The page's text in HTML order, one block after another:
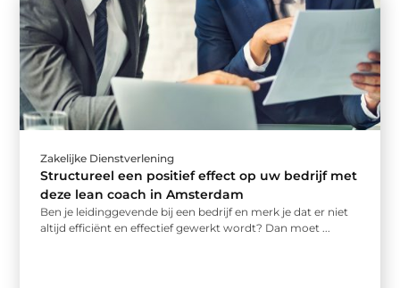
Zakelijke Dienstverlening
Structureel een positief effect op uw bedrijf met
deze lean coach in Amsterdam
Ben je leidinggevende bij een bedrijf en merk je dat er niet
altijd efficiënt en effectief gewerkt wordt? Dan moet ...